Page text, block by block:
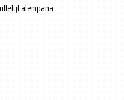
alempana